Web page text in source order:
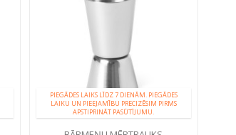
PIEGĀDES LAIKS LĪDZ 7 DIENĀM. PIEGĀDES
LAIKU UN PIEEJAMĪBU PRECIZĒSIM PIRMS
APSTIPRINĀT PASŪTĪJUMU.